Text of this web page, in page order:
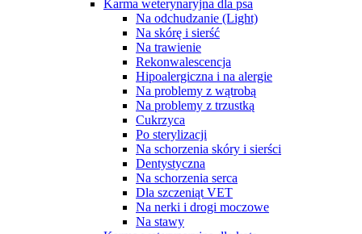
Karma weterynaryjna dla psa
Na odchudzanie (Light)
Na skórę i sierść
Na trawienie
Rekonwalescencja
Hipoalergiczna i na alergie
Na problemy z wątrobą
Na problemy z trzustką
Cukrzyca
Po sterylizacji
Na schorzenia skóry i sierści
Dentystyczna
Na schorzenia serca
Dla szczeniąt VET
Na nerki i drogi moczowe
Na stawy